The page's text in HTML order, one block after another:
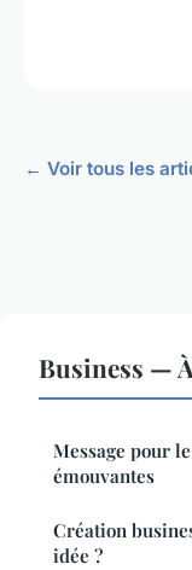
← Voir tous les
Business —
Message pour
émouvantes
Création
idée ?